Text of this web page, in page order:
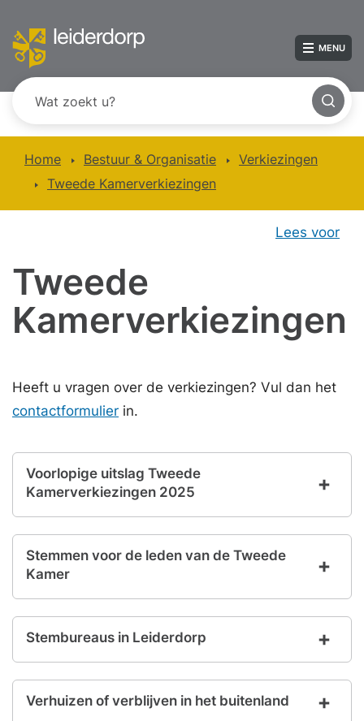
MENU
Home Bestuur & Organisatie
Verkiezingen
Tweede Kamerverkiezingen
Lees voor
Tweede
Kamerverkiezingen
Heeft u vragen over de verkiezingen? Vul dan het
contactformulier in.
Voorlopige uitslag Tweede
Kamerverkiezingen 2025
Stemmen voor de leden van de Tweede
Kamer
Stembureaus in Leiderdorp
Verhuizen of verblijven in het buitenland